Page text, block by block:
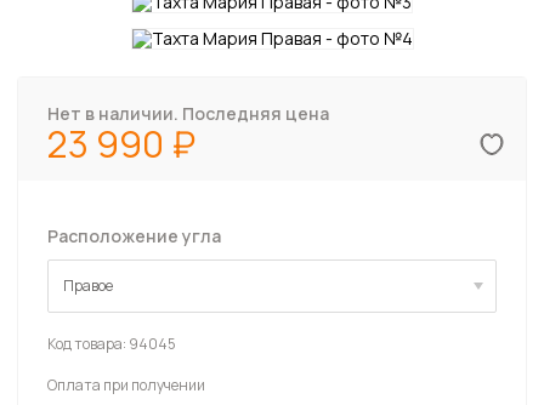
Нет в наличии. Последняя цена
23 990
Расположение угла
Правое
Правое
Код товара: 94045
Оплата при получении